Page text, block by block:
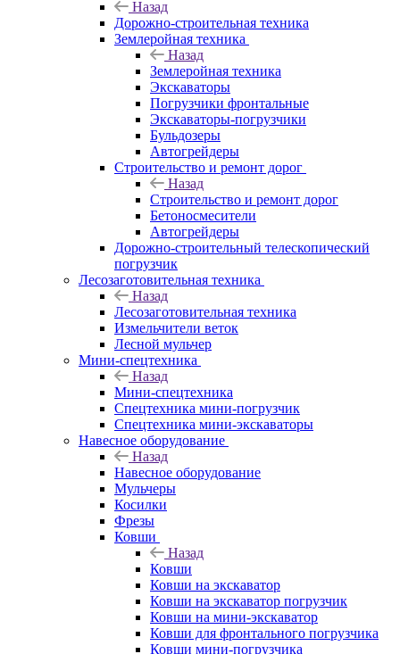
Назад
Дорожно-строительная техника
Землеройная техника
Назад
Землеройная техника
Экскаваторы
Погрузчики фронтальные
Экскаваторы-погрузчики
Бульдозеры
Автогрейдеры
Строительство и ремонт дорог
Назад
Строительство и ремонт дорог
Бетоносмесители
Автогрейдеры
Дорожно-строительный телескопический
погрузчик
Лесозаготовительная техника
Назад
Лесозаготовительная техника
Измельчители веток
Лесной мульчер
Мини-спецтехника
Назад
Мини-спецтехника
Спецтехника мини-погрузчик
Спецтехника мини-экскаваторы
Навесное оборудование
Назад
Навесное оборудование
Мульчеры
Косилки
Фрезы
Ковши
Назад
Ковши
Ковши на экскаватор
Ковши на экскаватор погрузчик
Ковши на мини-экскаватор
Ковши для фронтального погрузчика
Ковши мини-погрузчика